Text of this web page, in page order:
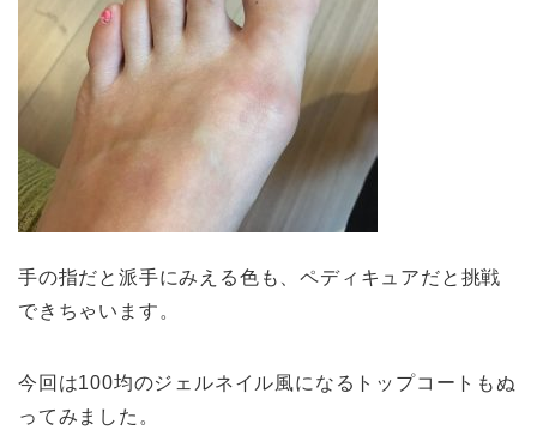
手の指だと派手にみえる色も、ペディキュアだと挑戦
できちゃいます。
今回は100均のジェルネイル風になるトップコートもぬ
ってみました。